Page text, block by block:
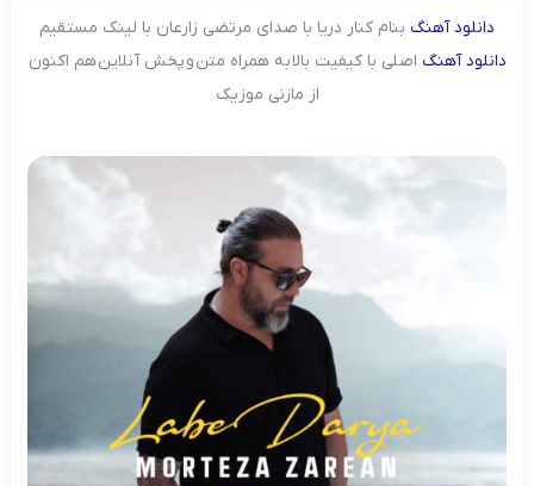
دانلودآهنگ بنام کنار دریا با صدای مرتضی زارعان با لینک مستقیم
دانلودآهنگ اصلی با کیفیت بالا به همراه متن و پخش آنلاین هم اکنون
از مازنی موزیک